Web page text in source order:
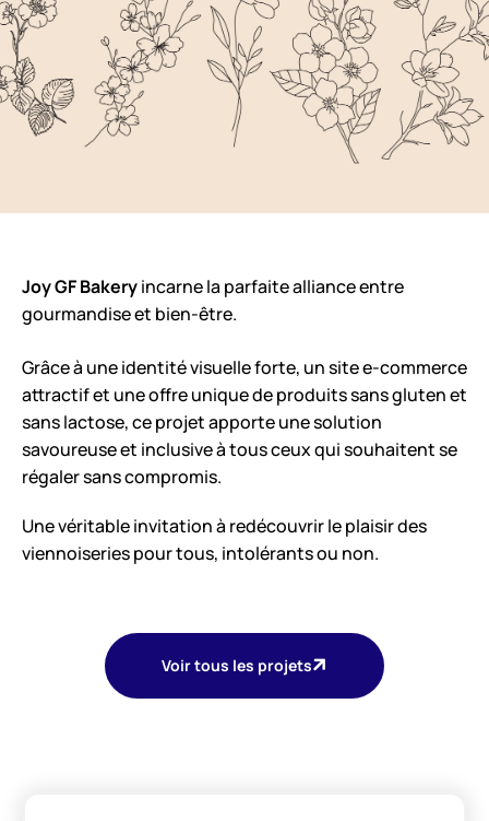
Joy GF Bakeryincarne la parfaite alliance entre
gourmandise et bien-être.
Grâce à une identité visuelle forte, un site e-commerce
attractif et une offre unique de produits sans gluten et
sans lactose, ce projet apporte une solution
savoureuse et inclusive à tous ceux qui souhaitent se
régaler sans compromis.
Une véritable invitation à redécouvrir le plaisir des
viennoiseries pour tous, intolérants ou non.
Voir tous les projets